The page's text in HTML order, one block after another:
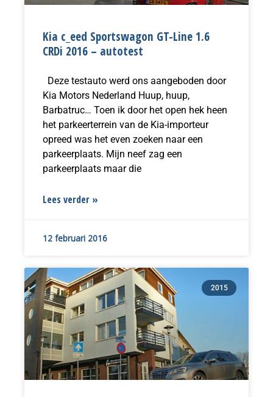
Kia c_eed Sportswagon GT-Line 1.6
CRDi 2016 – autotest
Deze testauto werd ons aangeboden door
Kia Motors Nederland Huup, huup,
Barbatruc… Toen ik door het open hek heen
het parkeerterrein van de Kia-importeur
opreed was het even zoeken naar een
parkeerplaats. Mijn neef zag een
parkeerplaats maar die
Lees verder »
12 februari 2016
2015